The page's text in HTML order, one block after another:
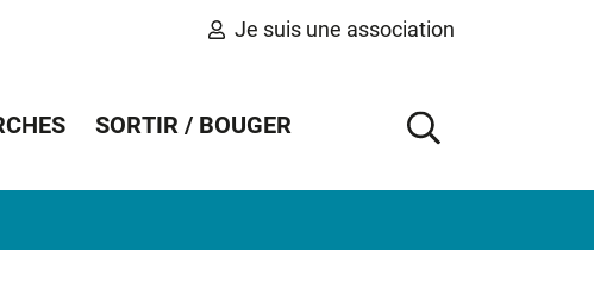
Je suis une association
SORTIR / BOUGER
AFFICHER